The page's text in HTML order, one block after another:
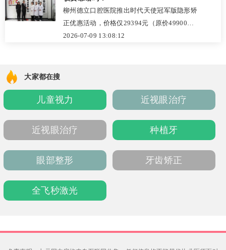
柳州德立口腔医院推出时代天使冠军版隐形矫
正优惠活动，价格仅29394元（原价49900
元），性价比高。医院为二级口腔专科医院，
合稳定、牙列整齐。建议到院免费拍片获取个
性化方案，整体服务透明可靠，是柳州地区值
得考虑的矫正选择。
2026-07-09 13:08:12
大家都在搜
儿童视力 近视眼治疗
近视眼治疗 种植牙
眼部整形 牙齿矫正
全飞秒激光